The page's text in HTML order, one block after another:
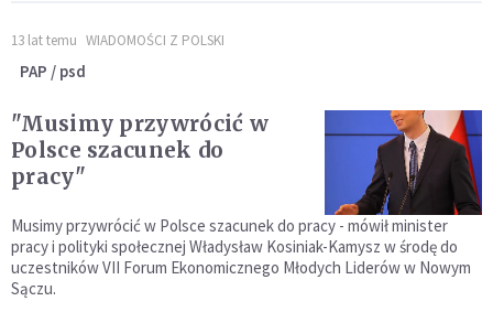
13 lat temu WIADOMOŚCI Z POLSKI
PAP / psd
"Musimy przywrócić w
Polsce szacunek do
pracy"
Musimy przywrócić w Polsce szacunek do pracy - mówił minister
pracy i polityki społecznej Władysław Kosiniak-Kamysz w środę do
uczestników VII Forum Ekonomicznego Młodych Liderów w Nowym
Sączu.